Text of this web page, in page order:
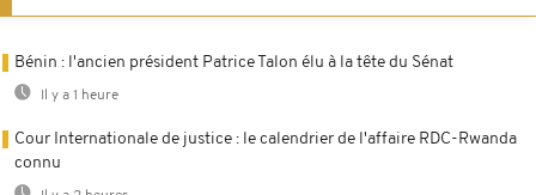
Bénin : l'ancien président Patrice Talon élu à la tête du Sénat
Il y a 1 heure
Cour Internationale de justice : le calendrier de l'affaire RDC-Rwanda
connu